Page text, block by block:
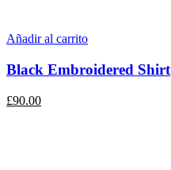
Añadir al carrito
Black Embroidered Shirt
£90.00